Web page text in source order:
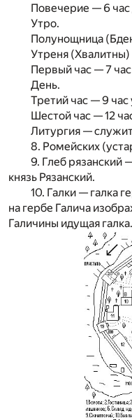
Повечерие — 6 час
Утро.
Полунощница
Утреня (Хвалитны)
Первый час — 7
День.
Третий час — 9 час
Шестой час — 12
Литургия —
8. Ромейских
9. Глеб рязанский
князь Рязанский.
10. Галки — галка
на гербе Галича
Галичины идущая галка.